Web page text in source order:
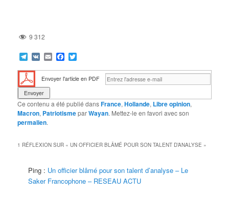
9 312
Telegram
VK EmailFacebook
Envoyer l'article en PDF
Ce contenu a été publié dansFrance,Hollande, Libre opinion,
Macron, PatriotismeparWayan. Mettez-le en favori avec son
permalien.
1 RÉFLEXION SUR «UN OFFICIER BLÂMÉ POUR SON TALENT D’ANALYSE »
Ping : Un officier blâmé pour son talent d’analyse – Le
Saker Francophone – RESEAU ACTU